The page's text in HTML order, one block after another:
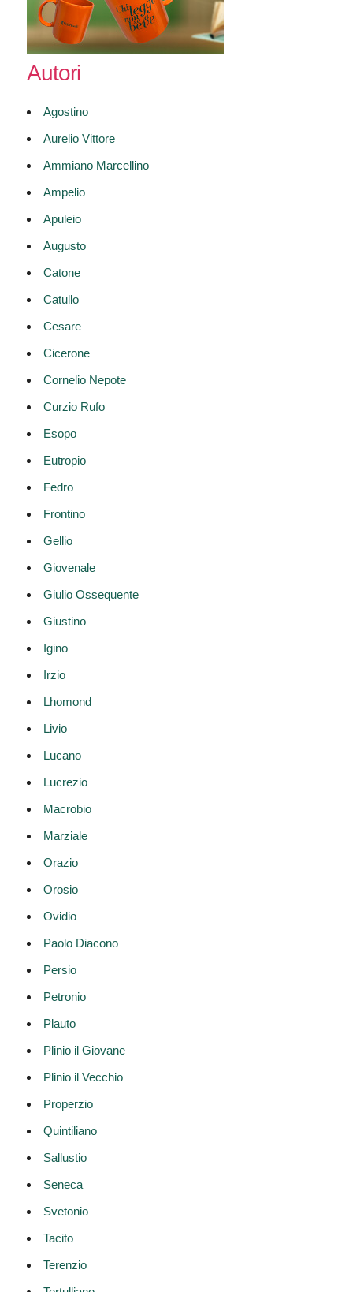
Autori
Agostino
Aurelio Vittore
Ammiano Marcellino
Ampelio
Apuleio
Augusto
Catone
Catullo
Cesare
Cicerone
Cornelio Nepote
Curzio Rufo
Esopo
Eutropio
Fedro
Frontino
Gellio
Giovenale
Giulio Ossequente
Giustino
Igino
Irzio
Lhomond
Livio
Lucano
Lucrezio
Macrobio
Marziale
Orazio
Orosio
Ovidio
Paolo Diacono
Persio
Petronio
Plauto
Plinio il Giovane
Plinio il Vecchio
Properzio
Quintiliano
Sallustio
Seneca
Svetonio
Tacito
Terenzio